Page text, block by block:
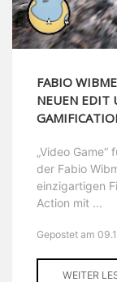
FABIO
NEUEN EDIT
„Video
der Fabio
einzigartigen
Action mit ...
Gepostet am
WEITER